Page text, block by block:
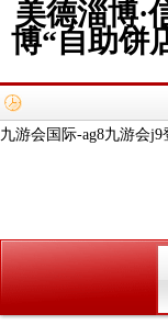
美德淄博·
博“自助饼
九游会国际-ag8九游会j9